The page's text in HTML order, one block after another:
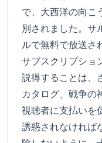
で、大西洋の向こ
別されました。サ
ルで無料で放送さ
サブスクリプショ
説得することは、
カタログ、戦争の
視聴者に支払いを
誘惑されなければ